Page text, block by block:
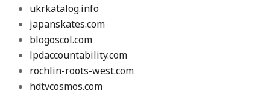
ukrkatalog.info
japanskates.com
blogoscol.com
lpdaccountability.com
rochlin-roots-west.com
hdtvcosmos.com